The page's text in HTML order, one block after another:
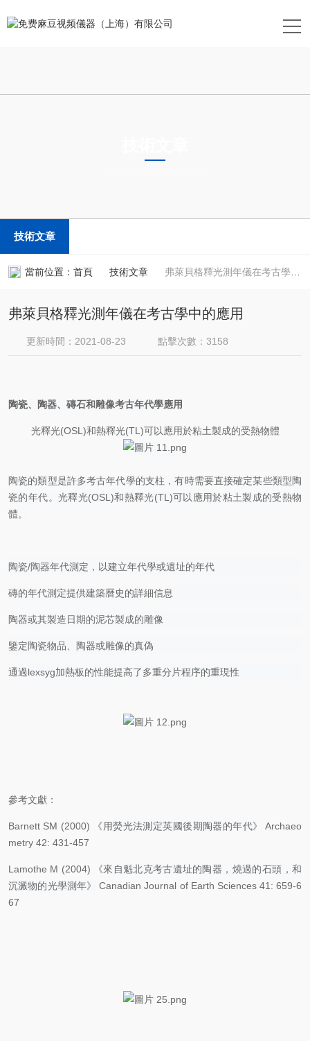
技術文章
當前位置： 首頁 技術文章 弗萊貝格釋光測年儀在考古學中的應用
弗萊貝格釋光測年儀在考古學中的應用
更新時間：2021-08-23 點擊次數：3158
陶瓷、陶器、 磚石和雕像考古年代學應用
光釋光(OSL)和熱釋光(TL)可以應用於粘土製成的受熱物體
陶瓷的類型是許多考古年代學的支柱，有時需要直接確定某些類型陶
瓷的年代。光釋光(OSL)和熱釋光(TL)可以應用於粘土製成的受熱物
體。
陶瓷/陶器年代測定，以建立年代學或遺址的年代
磚的年代測定提供建築曆史的詳細信息
陶器或其製造日期的泥芯製成的雕像
鑒定陶瓷物品、陶器或雕像的真偽
通過lexsyg加熱板的性能提高了多重分片程序的重現性
參考文獻：
Barnett SM (2000) 《 用熒光法測定英國後期陶器的年代》
Archaeo
metry 42: 431-457
Lamothe M (2004) 《來自魁北克考古遺址的陶器，燒過的石頭，和
沉澱物的光學測年》
Canadian Journal of Earth Sciences 41: 659-6
67